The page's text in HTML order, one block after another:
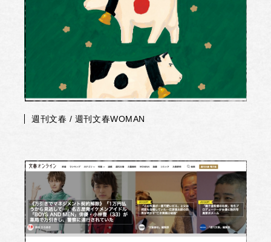
週刊文春 / 週刊文春WOMAN